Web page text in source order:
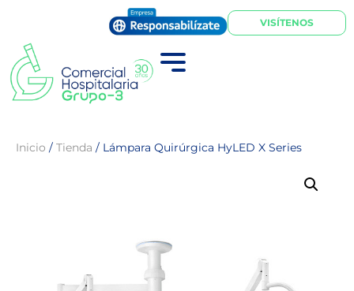
VISÍTENOS
Inicio / Tienda / Lámpara Quirúrgica HyLED X Series